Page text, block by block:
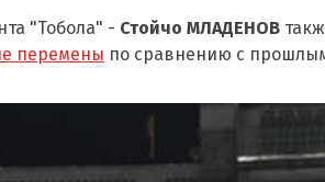
"Тобола" - Стойчо МЛАДЕНОВ
перемены по сравнению с